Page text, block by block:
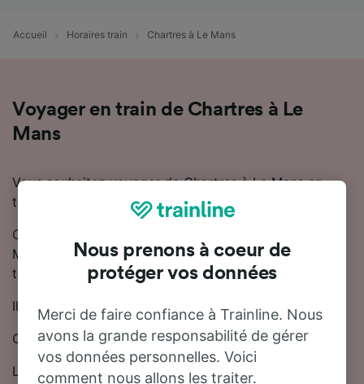
Accueil Horaires train Chartres à Le Mans
Voyager en train de Chartres à Le
Mans
Vous souhaitez voyager de Chartres à Le Mans en
train ? Vous êtes au bon endroit !
On estime que le trajet en train entre Chartres et Le
Mans dure en moyenne 1 heure 24 minutes. Environ 16
trains trains circulent quotidiennement sur cette ligne.
Il existe des trains directs sur ce trajet.
Cette ligne est desservie par TGV, OUIGO et SNCF.
Le prix des billets de train pour aller de Chartres à Le
Nous prenons à coeur de
protéger vos données
Merci de faire confiance à Trainline. Nous
avons la grande responsabilité de gérer
vos données personnelles. Voici
comment nous allons les traiter.